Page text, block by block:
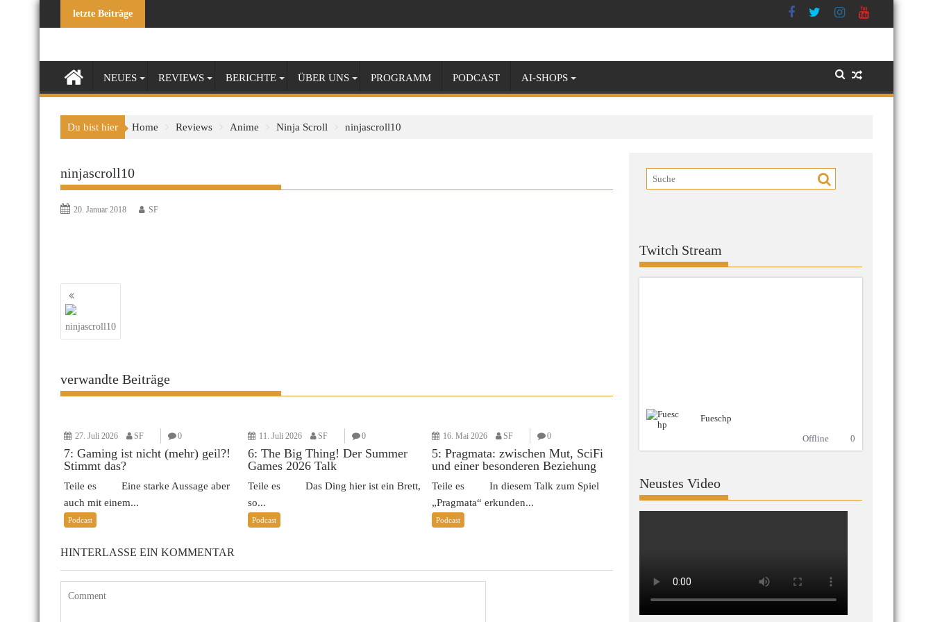
letzte Beiträge
NEUES REVIEWS BERICHTE ÜBER UNS PROGRAMM PODCAST AI-SHOPS
Du bist hier Home Reviews Anime Ninja Scroll ninjascroll10
ninjascroll10
20. Januar 2018 SF
Beitragsnavigation
ninjascroll10
verwandte Beiträge
27. Juli 2026 SF 0
7: Gaming ist nicht (mehr) geil?!
Stimmt das?
Teile es Eine starke Aussage aber
auch mit einem...
Podcast
11. Juli 2026 SF 0
6: The Big Thing! Der Summer
Games 2026 Talk
Teile es Das Ding hier ist ein Brett,
so...
Podcast
16. Mai 2026 SF 0
5: Pragmata: zwischen Mut, SciFi
und einer besonderen Beziehung
Teile es In diesem Talk zum Spiel
„Pragmata“ erkunden...
Podcast
HINTERLASSE EIN KOMMENTAR
Twitch Stream
Fueschp
Offline
0
Neustes Video